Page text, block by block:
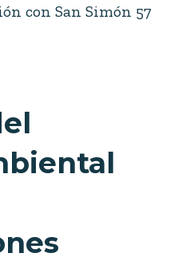
con San Simón 57